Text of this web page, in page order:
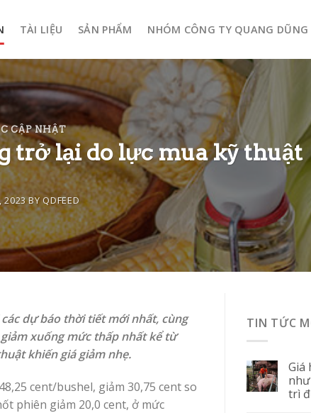
TÀI LIỆU SẢN PHẨM NHÓM CÔNG TY QUANG DŨNG
CẬP NHẬT
trở lại do lực mua kỹ thuật
2023BYQDFEED
dự báo thời tiết mới nhất, cùng
xuống mức thấp nhất kể từ
khiến giá giảm nhẹ.
cent/bushel, giảm 30,75 cent so
phiên giảm 20,0 cent, ở mức
TIN TỨC
Giá
trì